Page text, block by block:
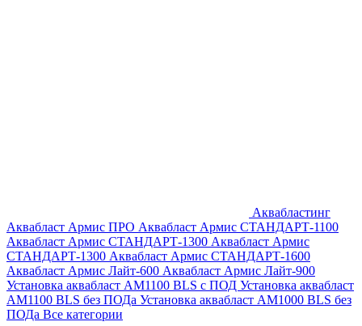
Аквабластинг
Аквабласт Армис ПРО Аквабласт Армис СТАНДАРТ-1100
Аквабласт Армис СТАНДАРТ-1300 Аквабласт Армис
СТАНДАРТ-1300 Аквабласт Армис СТАНДАРТ-1600
Аквабласт Армис Лайт-600 Аквабласт Армис Лайт-900
Установка аквабласт AM1100 BLS с ПОД Установка аквабласт
AM1100 BLS без ПОДа Установка аквабласт AM1000 BLS без
ПОДа Все категории